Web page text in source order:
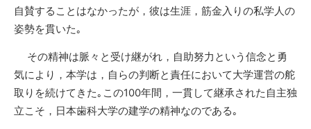
自賛することはなかったが，彼は生涯，筋金入りの私学人の
姿勢を貫いた｡
その精神は脈々と受け継がれ，自助努力という信念と勇
気により，本学は，自らの判断と責任において大学運営の舵
取りを続けてきた｡この100年間，一貫して継承された自主独
立こそ，日本歯科大学の建学の精神なのである｡